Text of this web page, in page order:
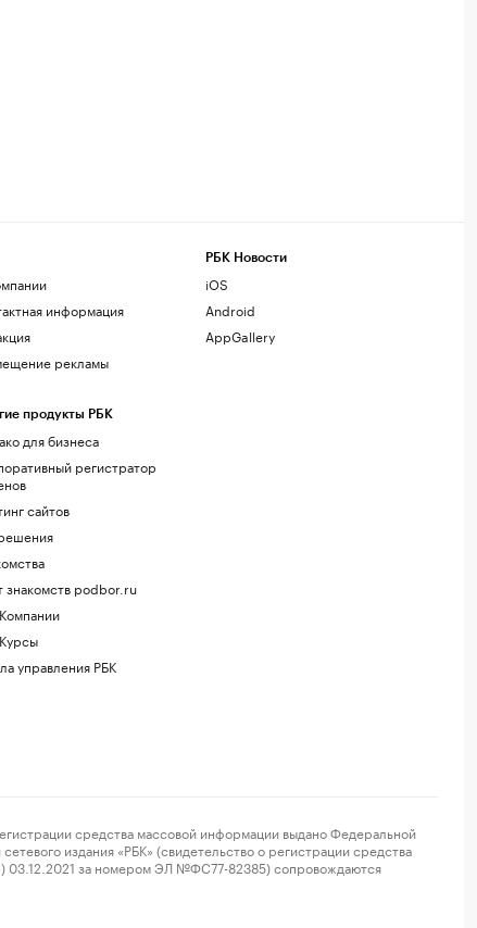
информация
рекламы
продукты РБК
для бизнеса
регистратор
сайтов
знакомств podbor.ru
управления РБК
РБК Новости
iOS
Android
AppGallery
средства массовой информации выдано Федеральной
издания «РБК» (свидетельство о регистрации средства
03.12.2021 за номером ЭЛ №ФС77-82385) сопровождаются